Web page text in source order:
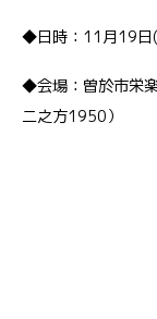
◆日時：11月19日
◆会場：曽於市栄
二之方1950）